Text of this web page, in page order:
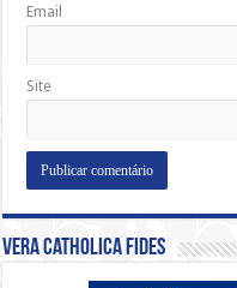
Email
Site
Vera Catholica Fides